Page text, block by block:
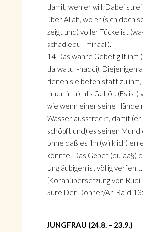
damit, wen er will. Dabei
über Allah, wo er (sich doch
zeigt und) voller Tücke ist
schadiedu l-mihaali).
14 Das wahre Gebet gilt ihm
da`watu l-haqqi). Diejenigen
denen sie beten statt zu ihm,
ihnen in nichts Gehör. (Es ist)
wie wenn einer seine Hände
Wasser ausstreckt, damit (er
schöpft und) es seinen Mund
ohne daß es ihn (wirklich)
könnte. Das Gebet (du`aa§)
Ungläubigen ist völlig verfehlt.
(Koranübersetzung von Rudi
Sure Der Donner/Ar-Ra´d
JUNGFRAU (24.8. – 23.9.)